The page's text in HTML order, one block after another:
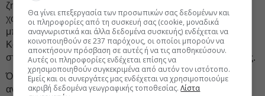
ζητούν χώρο μπορούν να πουν ότι κάτι κέρδισαν ενώ οι
χώρες που φοβούνται νέα δημοσιονομική χαλάρωση
μπορούν να πουν ότι το πλαίσιο έμεινε στενό και πράσινο.
Και η Κομισιόν μπορεί να πει ότι κινείται χωρίς να τινάζει
στον αέρα το ήδη αναθεωρημένοΣύμφωνο Σταθερότητας.
Όμως το βασικό ερώτημα των αγορών και των διεθνών
αναλυτών παραμένει στο τραπέζι: πόσες κρίσεις χωρούν
Θα γίνει επεξεργασία των προσωπικών σας δεδομένων και
οι πληροφορίες από τη συσκευή σας (cookie, μοναδικά
αναγνωριστικά και άλλα δεδομένα συσκευής) ενδέχεται να
κοινοποιηθούν σε 237 παρόχους, οι οποίοι μπορούν να
αποκτήσουν πρόσβαση σε αυτές ή να τις αποθηκεύσουν.
Αυτές οι πληροφορίες ενδέχεται επίσης να
χρησιμοποιηθούν συγκεκριμένα από αυτόν τον ιστότοπο.
Εμείς και οι συνεργάτες μας ενδέχεται να χρησιμοποιούμε
ακριβή δεδομένα γεωγραφικής τοποθεσίας.Λίστα